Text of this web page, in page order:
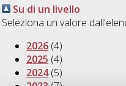
Su di un livello
Seleziona un valore
2026 (4)
2025 (4)
2024(5)